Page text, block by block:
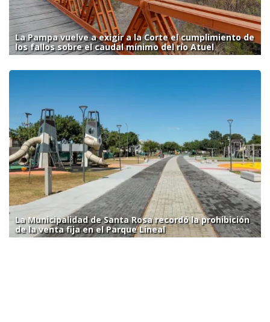
La Pampa vuelve a exigir a la Corte el cumplimiento de
los fallos sobre el caudal mínimo del río Atuel
La Municipalidad de Santa Rosa recordó la prohibición
de la venta fija en el Parque Lineal